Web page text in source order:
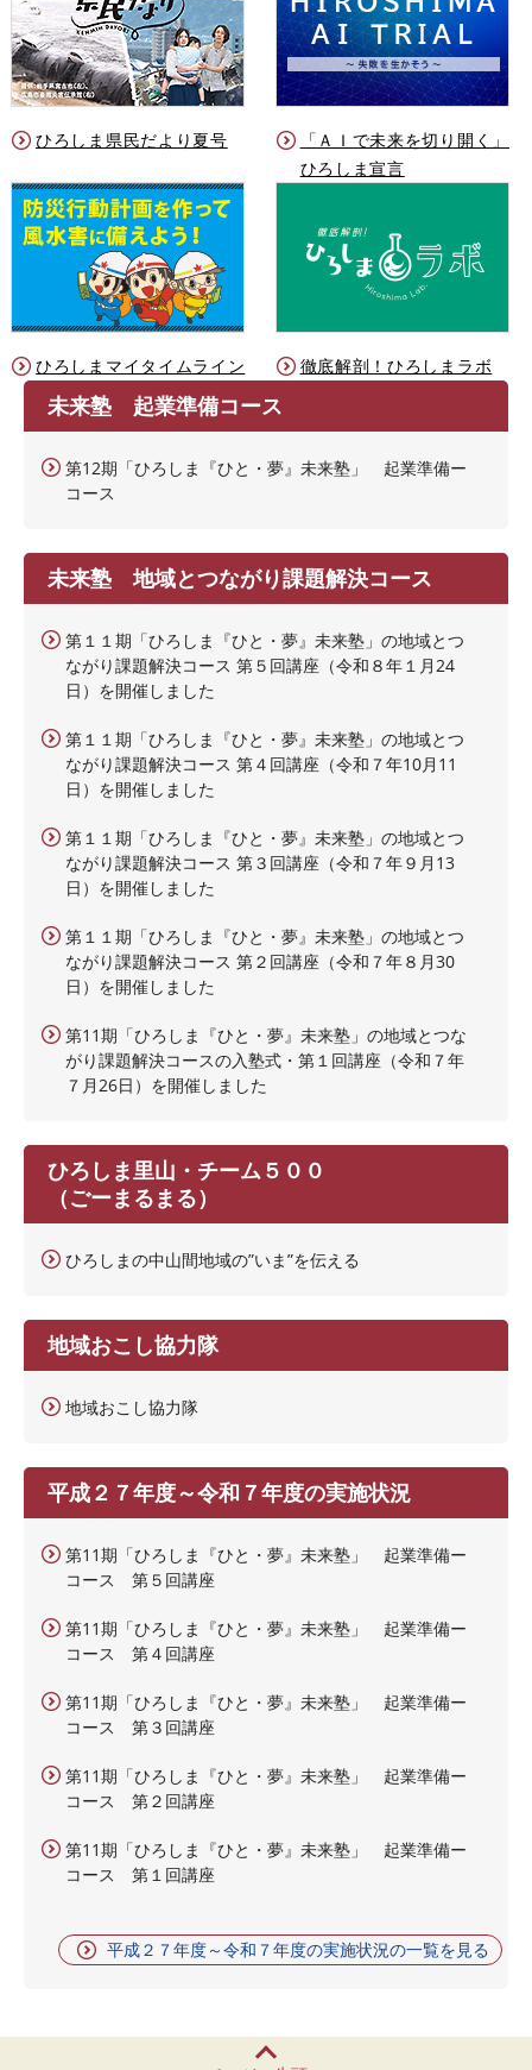
ひろしま県民だより夏号
「ＡＩで未来を切り開く」
ひろしま宣言
ひろしまマイタイムライン 徹底解剖！ひろしまラボ
未来塾 起業準備コース
第12期「ひろしま『ひと・夢』未来塾」 起業準備ー
コース
未来塾 地域とつながり課題解決コース
第１１期「ひろしま『ひと・夢』未来塾」の地域とつ
ながり課題解決コース 第５回講座（令和８年１月24
日）を開催しました
第１１期「ひろしま『ひと・夢』未来塾」の地域とつ
ながり課題解決コース 第４回講座（令和７年10月11
日）を開催しました
第１１期「ひろしま『ひと・夢』未来塾」の地域とつ
ながり課題解決コース 第３回講座（令和７年９月13
日）を開催しました
第１１期「ひろしま『ひと・夢』未来塾」の地域とつ
ながり課題解決コース 第２回講座（令和７年８月30
日）を開催しました
第11期「ひろしま『ひと・夢』未来塾」の地域とつな
がり課題解決コースの入塾式・第１回講座（令和７年
７月26日）を開催しました
ひろしま里山・チーム５００
（ごーまるまる）
ひろしまの中山間地域の”いま”を伝える
地域おこし協力隊
地域おこし協力隊
平成２７年度～令和７年度の実施状況
第11期「ひろしま『ひと・夢』未来塾」 起業準備ー
コース 第５回講座
第11期「ひろしま『ひと・夢』未来塾」 起業準備ー
コース 第４回講座
第11期「ひろしま『ひと・夢』未来塾」 起業準備ー
コース 第３回講座
第11期「ひろしま『ひと・夢』未来塾」 起業準備ー
コース 第２回講座
第11期「ひろしま『ひと・夢』未来塾」 起業準備ー
コース 第１回講座
平成２７年度～令和７年度の実施状況の一覧を見る